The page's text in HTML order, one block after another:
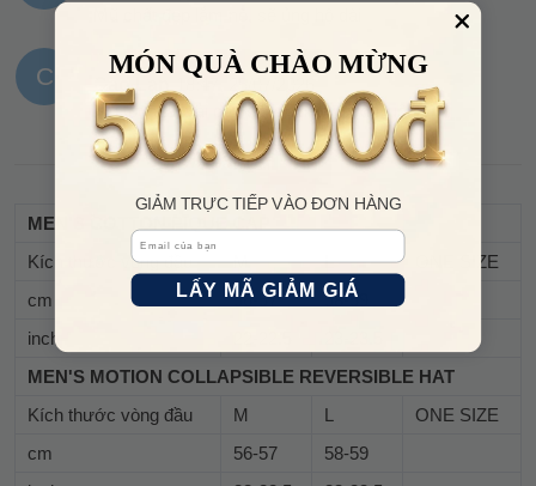
C Cao Lan
18:47, 25/07/2026
Mũ tốt chất vải dày dặn. Chất quá ổn luôn
XEM THÊM
MEN'S COTTON PIQUE CAP
Kích thước vòng đầu
M L
ONE SIZE
cm
56-57
58-59
inch
MEN'S MOTION COLLAPSIBLE REVERSIBLE HAT
Kích thước vòng đầu
M L
ONE SIZE
cm
56-57
58-59
MÓN QUÀ CHÀO MỪNG
GIẢM TRỰC TIẾP VÀO ĐƠN HÀNG
Email
LẤY MÃ GIẢM GIÁ